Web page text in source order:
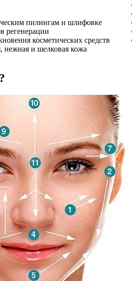
пилингам и шлифовке
регенерации
косметических средств
нежная и шелковая кожа